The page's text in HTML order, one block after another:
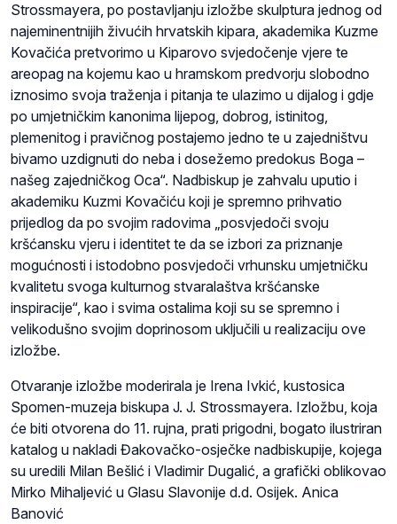
Strossmayera, po postavljanju izložbe skulptura jednog od
najeminentnijih živućih hrvatskih kipara, akademika Kuzme
Kovačića pretvorimo u Kiparovo svjedočenje vjere te
areopag na kojemu kao u hramskom predvorju slobodno
iznosimo svoja traženja i pitanja te ulazimo u dijalog i gdje
po umjetničkim kanonima lijepog, dobrog, istinitog,
plemenitog i pravičnog postajemo jedno te u zajedništvu
bivamo uzdignuti do neba i dosežemo predokus Boga –
našeg zajedničkog Oca“. Nadbiskup je zahvalu uputio i
akademiku Kuzmi Kovačiću koji je spremno prihvatio
prijedlog da po svojim radovima „posvjedoči svoju
kršćansku vjeru i identitet te da se izbori za priznanje
mogućnosti i istodobno posvjedoči vrhunsku umjetničku
kvalitetu svoga kulturnog stvaralaštva kršćanske
inspiracije“, kao i svima ostalima koji su se spremno i
velikodušno svojim doprinosom uključili u realizaciju ove
izložbe.
Otvaranje izložbe moderirala je Irena Ivkić, kustosica
Spomen-muzeja biskupa J. J. Strossmayera. Izložbu, koja
će biti otvorena do 11. rujna, prati prigodni, bogato ilustriran
katalog u nakladi Đakovačko-osječke nadbiskupije, kojega
su uredili Milan Bešlić i Vladimir Dugalić, a grafički oblikovao
Mirko Mihaljević u Glasu Slavonije d.d. Osijek. Anica
Banović